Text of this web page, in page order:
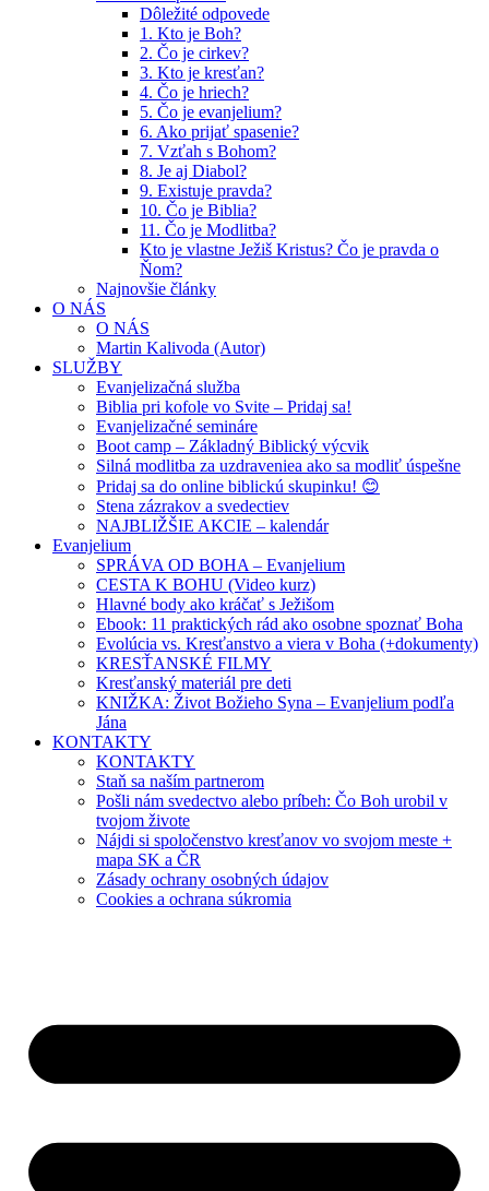
Dôležité odpovede
1. Kto je Boh?
2. Čo je cirkev?
3. Kto je kresťan?
4. Čo je hriech?
5. Čo je evanjelium?
6. Ako prijať spasenie?
7. Vzťah s Bohom?
8. Je aj Diabol?
9. Existuje pravda?
10. Čo je Biblia?
11. Čo je Modlitba?
Kto je vlastne Ježiš Kristus? Čo je pravda o
Ňom?
Najnovšie články
O NÁS
O NÁS
Martin Kalivoda (Autor)
SLUŽBY
Evanjelizačná služba
Biblia pri kofole vo Svite – Pridaj sa!
Evanjelizačné semináre
Boot camp – Základný Biblický výcvik
Silná modlitba za uzdraveniea ako sa modliť úspešne
Pridaj sa do online biblickú skupinku! 😊
Stena zázrakov a svedectiev
NAJBLIŽŠIE AKCIE – kalendár
Evanjelium
SPRÁVA OD BOHA – Evanjelium
CESTA K BOHU (Video kurz)
Hlavné body ako kráčať s Ježišom
Ebook: 11 praktických rád ako osobne spoznať Boha
Evolúcia vs. Kresťanstvo a viera v Boha (+dokumenty)
KRESŤANSKÉ FILMY
Kresťanský materiál pre deti
KNIŽKA: Život Božieho Syna – Evanjelium podľa
Jána
KONTAKTY
KONTAKTY
Staň sa naším partnerom
Pošli nám svedectvo alebo príbeh: Čo Boh urobil v
tvojom živote
Nájdi si spoločenstvo kresťanov vo svojom meste +
mapa SK a ČR
Zásady ochrany osobných údajov
Cookies a ochrana súkromia